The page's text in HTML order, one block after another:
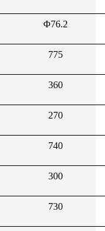
Φ76.2
775
360
270
740
300
730